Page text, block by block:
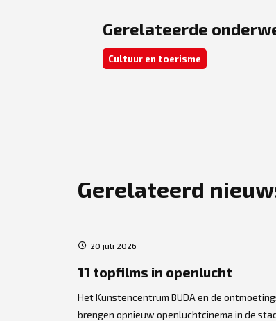
Gerelateerde
Cultuur en toerisme
Gerelateerd
20 juli 2026
11 topfilms in openlucht
Het Kunstencentrum BUDA en de
brengen opnieuw openluchtcinema in de